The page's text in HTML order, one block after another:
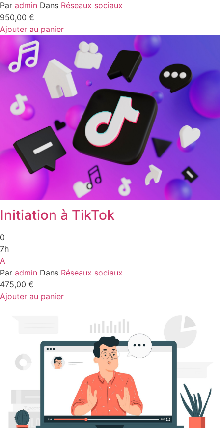
Par admin Dans Réseaux sociaux
950,00 €
Ajouter au panier
Initiation à TikTok
0
7h
A
Par admin Dans Réseaux sociaux
475,00 €
Ajouter au panier